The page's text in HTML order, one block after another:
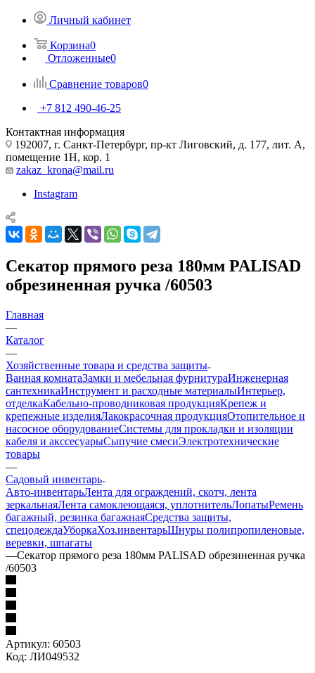
Личный кабинет
Корзина0
Отложенные0
Сравнение товаров0
+7 812 490-46-25
Контактная информация
192007, г. Санкт-Петербург, пр-кт Лиговский, д. 177, лит. А,
помещение 1Н, кор. 1
zakaz_krona@mail.ru
Instagram
Секатор прямого реза 180мм PALISAD
обрезиненная ручка /60503
Главная
—
Каталог
—
Хозяйственные товара и средства защиты
Ванная комнатаЗамки и мебельная фурнитураИнженерная
сантехникаИнструмент и расходные материалыИнтерьер,
отделкаКабельно-проводниковая продукцияКрепеж и
крепежные изделияЛакокрасочная продукцияОтопительное и
насосное оборудованиеСистемы для прокладки и изоляции
кабеля и акссесуарыСыпучие смесиЭлектротехнические
товары
—
Садовый инвентарь
Авто-инвентарьЛента для ограждений, скотч, лента
зеркальнаяЛента самоклеющаяся, уплотнительЛопатыРемень
багажный, резинка багажнаяСредства защиты,
спецодеждаУборкаХоз.инвентарьШнуры полипропиленовые,
веревки, шпагаты
—Секатор прямого реза 180мм PALISAD обрезиненная ручка
/60503
Артикул: 60503
Код: ЛИ049532